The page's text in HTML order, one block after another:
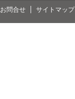
お問合せ サイトマップ